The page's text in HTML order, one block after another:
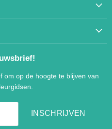
om op de hoogte te blijven van
INSCHRIJVEN